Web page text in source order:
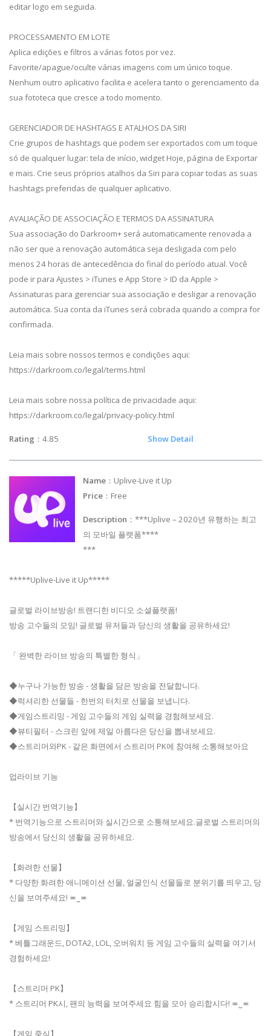
editar logo em seguida.
PROCESSAMENTO EM LOTE
Aplica edições e filtros a várias fotos por vez.
Favorite/apague/oculte várias imagens com um único toque.
Nenhum outro aplicativo facilita e acelera tanto o gerenciamento da
sua fototeca que cresce a todo momento.
GERENCIADOR DE HASHTAGS E ATALHOS DA SIRI
Crie grupos de hashtags que podem ser exportados com um toque
só de qualquer lugar: tela de início, widget Hoje, página de Exportar
e mais. Crie seus próprios atalhos da Siri para copiar todas as suas
hashtags preferidas de qualquer aplicativo.
AVALIAÇÃO DE ASSOCIAÇÃO E TERMOS DA ASSINATURA
Sua associação do Darkroom+ será automaticamente renovada a
não ser que a renovação automática seja desligada com pelo
menos 24 horas de antecedência do final do período atual. Você
pode ir para Ajustes > iTunes e App Store > ID da Apple >
Assinaturas para gerenciar sua associação e desligar a renovação
automática. Sua conta da iTunes será cobrada quando a compra for
confirmada.
Leia mais sobre nossos termos e condições aqui:
https://darkroom.co/legal/terms.html
Leia mais sobre nossa política de privacidade aqui:
https://darkroom.co/legal/privacy-policy.html
Rating ：4.85 Show Detail
Name ：Uplive-Live it Up
Price ：Free
Description ：***Uplive – 2020년 유행하는 최고
의 모바일 플랫폼****
***
*****Uplive-Live it Up*****
글로벌 라이브방송! 트랜디한 비디오 소셜플랫폼!
방송 고수들의 모임! 글로벌 유저들과 당신의 생활을 공유하세요!
「 완벽한 라이브 방송의 특별한 형식」
◆누구나 가능한 방송 - 생활을 담은 방송을 전달합니다.
◆럭셔리한 선물들 - 한번의 터치로 선물을 보냅니다.
◆게임스트리밍 - 게임 고수들의 게임 실력을 경험해보세요.
◆뷰티필터 - 스크린 앞에 제일 아름다은 당신을 뽑내보세요.
◆스트리머와PK - 같은 화면에서 스트리머 PK에 참여해 소통해보아요
업라이브 기능
【실시간 번역기능】
* 번역기능으로 스트리머와 실시간으로 소통해보세요.글로벌 스트리머의
방송에서 당신의 생활을 공유하세요.
【화려한 선물】
* 다양한 화려한 애니메이션 선물, 얼굴인식 선물들로 분위기를 띄우고, 당
신을 보여주세요! ≖‿≖
【게임 스트리밍】
* 베틀그래운드, DOTA2, LOL, 오버워치 등 게임 고수들의 실력을 여기서
경험하세요!
【스트리머 PK】
* 스트리머 PK시, 팬의 능력을 보여주세요 힘을 모아 승리합시다! ≖‿≖
【게임 중심】